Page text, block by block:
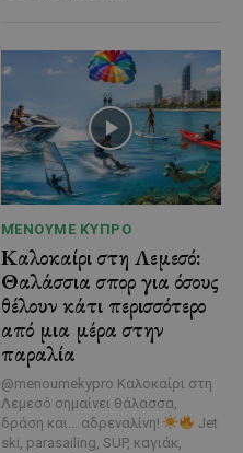
ΜΈΝΟΥΜΕ ΚΎΠΡΟ
Καλοκαίρι στη Λεμεσό:
Θαλάσσια σπορ για όσους
θέλουν κάτι περισσότερο
από μια μέρα στην
παραλία
@menoumekypro Καλοκαίρι στη
Λεμεσό σημαίνει θάλασσα,
δράση και… αδρεναλίνη!
Jet
ski, parasailing, SUP, καγιάκ,